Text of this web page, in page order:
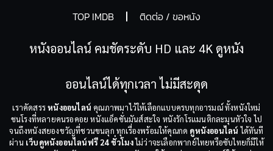
TOP IMDB
ติดต่อ / ขอหนัง
หนังออนไลน์ คมชัดระดับ HD และ 4K ดูหนัง
ออนไลน์ได้ทุกเวลา ไม่มีสะดุด
เราคัดสรรหนังออนไลน์ คุณภาพมาไว้ให้เลือกแบบครบทุกอารมณ์ ทั้งหนังใหม่
ชนโรงที่หลายคนรอคอย หนังแอ็คชั่นมันส์สะใจ หนังรักโรแมนติกละมุนหัวใจ ไป
จนถึงหนังสยองขวัญที่ชวนขนลุก ทุกเรื่องพร้อมให้คุณกด ดูหนังออนไลน์ ได้ทันที
ผ่าน เว็บดูหนังออนไลน์ฟรี 24 ชั่วโมงไม่ว่าจะเลือกพากย์ไทยหรือซับไทยก็มีให้